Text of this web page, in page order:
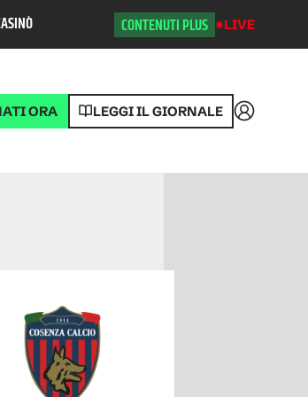
CONTENUTI PLUS LIVE
ORA LEGGI IL GIORNALE Accedi